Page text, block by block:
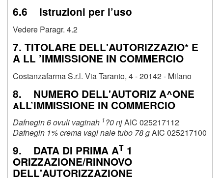
6.6 Istruzioni per l’uso
Vedere Paragr. 4.2
7. TITOLARE DELL'AUTORIZZAZIO* E
A LL ’IMMISSIONE IN COMMERCIO
Costanzafarma S.r.l. Via Taranto, 4 - 20142 - Milano
8. NUMERO DELL'AUTORIZ A^ONE
aLL’IMMISSIONE IN COMMERCIO
Dafnegin 6 ovuli vaginah 1?0 njAIC 025217112
Dafnegin 1% crema vagi nale tubo 78 gAIC 025217100
9. DATA DI PRIMA AT 1
ORIZZAZIONE/RINNOVO
DELL'AUTORIZZAZIONE